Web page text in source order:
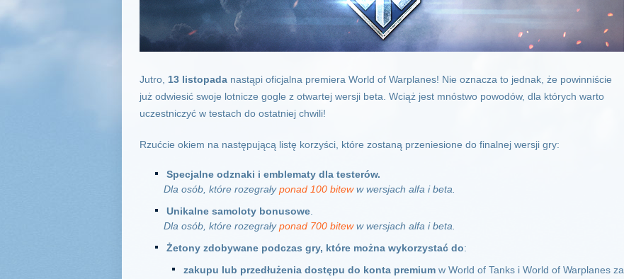
Jutro, 13 listopada nastąpi oficjalna premiera World of Warplanes! Nie oznacza to jednak, że powinniście
już odwiesić swoje lotnicze gogle z otwartej wersji beta. Wciąż jest mnóstwo powodów, dla których warto
uczestniczyć w testach do ostatniej chwili!
Rzućcie okiem na następującą listę korzyści, które zostaną przeniesione do finalnej wersji gry:
Specjalne odznaki i emblematy dla testerów.
Dla osób, które rozegrałyponad 100 biteww wersjach alfa i beta.
Unikalne samoloty bonusowe
Dla osób, które rozegrałyponad 700 biteww wersjach alfa i beta.
Żetony zdobywane podczas gry, które można wykorzystać do:
zakupu lub przedłużenia dostępu do konta premium w World of Tanks i World of Warplanes za